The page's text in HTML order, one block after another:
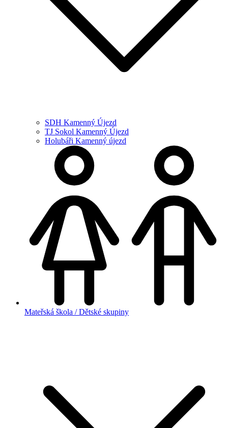
SDH Kamenný Újezd
TJ Sokol Kamenný Újezd
Holubáři Kamenný újezd
Mateřská škola / Dětské skupiny